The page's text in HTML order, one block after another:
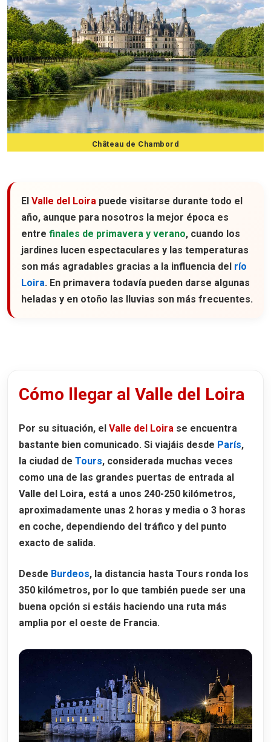
Château de Chambord
El Valle del Loira puede visitarse durante todo el
año, aunque para nosotros la mejor época es
entre finales de primavera y verano, cuando los
jardines lucen espectaculares y las temperaturas
son más agradables gracias a la influencia del río
Loira. En primavera todavía pueden darse algunas
heladas y en otoño las lluvias son más frecuentes.
Cómo llegar al Valle del Loira
Por su situación, el Valle del Loira se encuentra
bastante bien comunicado. Si viajáis desde París,
la ciudad de Tours, considerada muchas veces
como una de las grandes puertas de entrada al
Valle del Loira, está a unos 240-250 kilómetros,
aproximadamente unas 2 horas y media o 3 horas
en coche, dependiendo del tráfico y del punto
exacto de salida.
Desde Burdeos, la distancia hasta Tours ronda los
350 kilómetros, por lo que también puede ser una
buena opción si estáis haciendo una ruta más
amplia por el oeste de Francia.